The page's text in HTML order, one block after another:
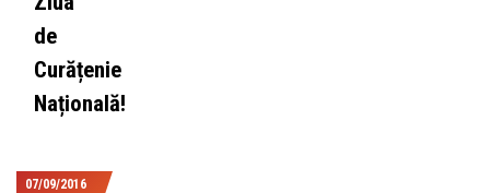
de
Curățenie
Națională!
07/09/2016